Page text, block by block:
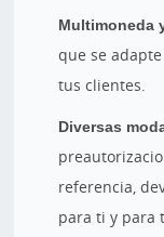
Multimoneda
que se
tus clientes.
Diversas
referencia,
para ti y para